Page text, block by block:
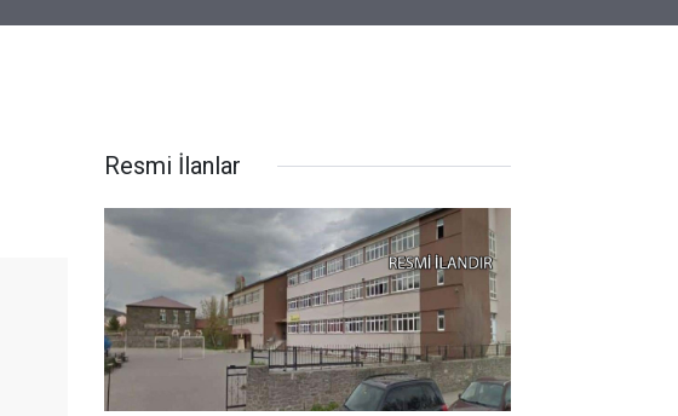
Resmi İlanlar